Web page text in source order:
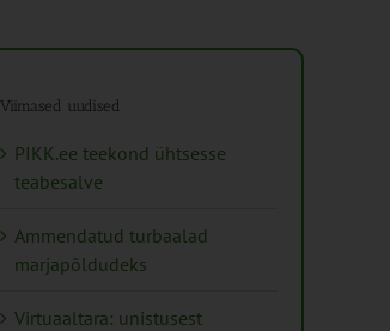
Viimased uudised
PIKK.ee teekond ühtsesse
teabesalve
Ammendatud turbaalad
marjapõldudeks
Virtuaaltara: unistusest